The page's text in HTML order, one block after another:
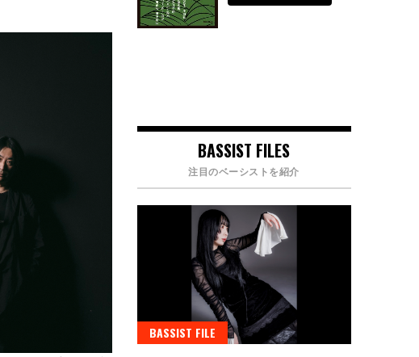
BASSIST FILES
注目のベーシストを紹介
BASSIST FILE